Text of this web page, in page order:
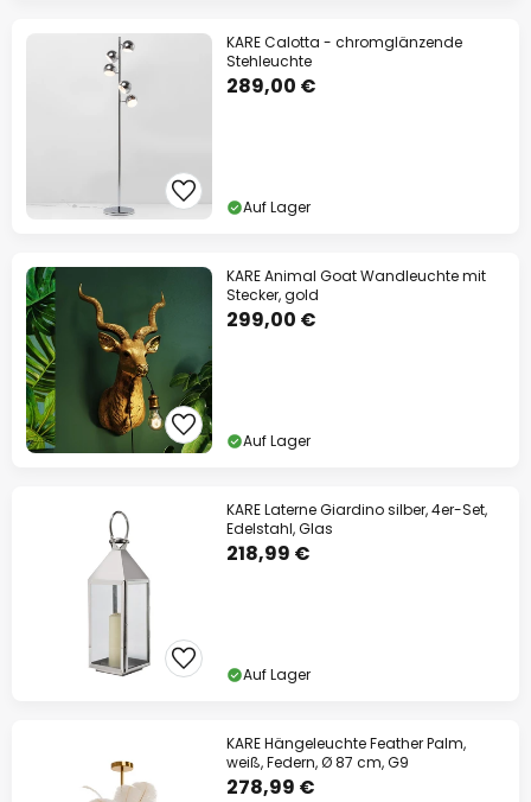
KARE Calotta - chromglänzende
Stehleuchte
289,00 €
Auf Lager
KARE Animal Goat Wandleuchte mit
Stecker, gold
299,00 €
Auf Lager
KARE Laterne Giardino silber, 4er-Set,
Edelstahl, Glas
218,99 €
Auf Lager
KARE Hängeleuchte Feather Palm,
weiß, Federn, Ø 87 cm, G9
278,99 €